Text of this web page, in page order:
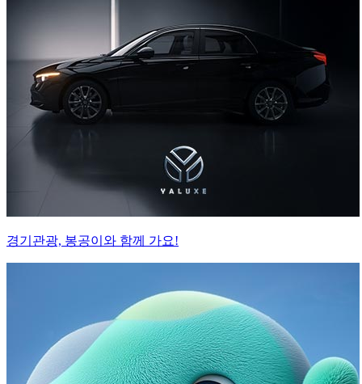
경기관광, 봉공이와 함께 가요!